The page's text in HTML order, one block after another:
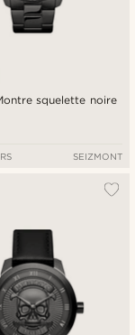
squelette noire
SEIZMONT